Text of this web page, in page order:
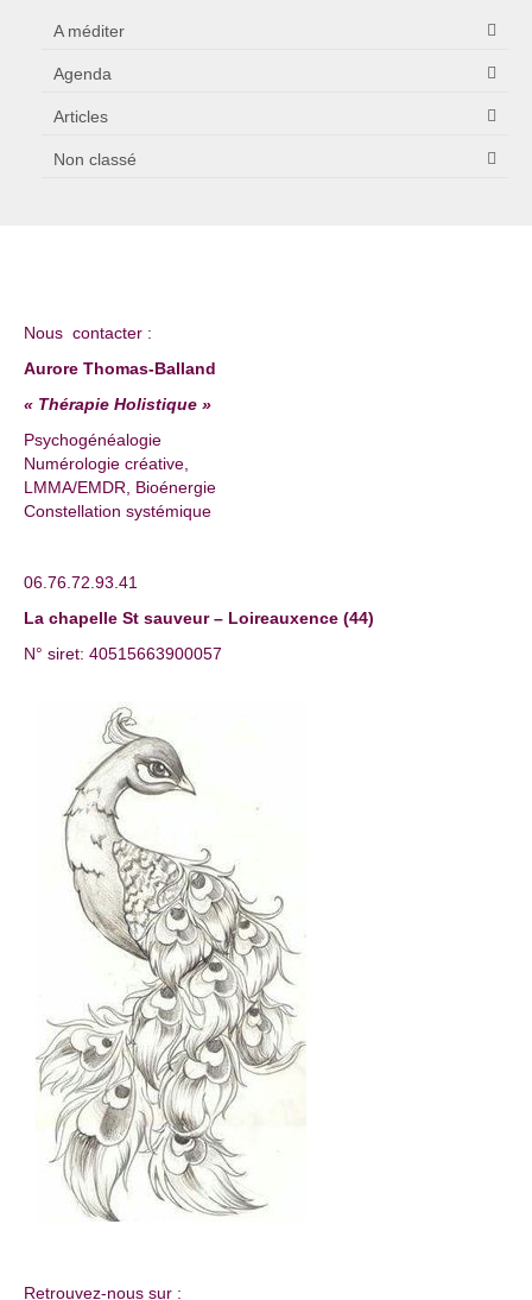
A méditer
Agenda
Articles
Non classé
Nous contacter :
Aurore Thomas-Balland
« Thérapie Holistique »
Psychogénéalogie
Numérologie créative,
LMMA/EMDR, Bioénergie
Constellation systémique
06.76.72.93.41
La chapelle St sauveur – Loireauxence (44)
N° siret: 40515663900057
Retrouvez-nous sur :